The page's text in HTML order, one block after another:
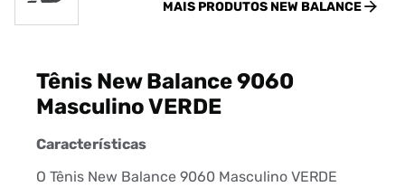
MAIS PRODUTOS NEW BALANCE
Tênis New Balance 9060
Masculino VERDE
Características
O Tênis New Balance 9060 Masculino VERDE